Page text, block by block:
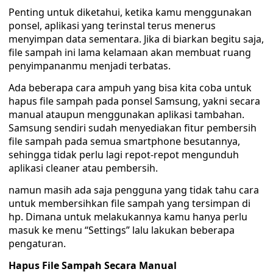
Penting untuk diketahui, ketika kamu menggunakan
ponsel, aplikasi yang terinstal terus menerus
menyimpan data sementara. Jika di biarkan begitu saja,
file sampah ini lama kelamaan akan membuat ruang
penyimpananmu menjadi terbatas.
Ada beberapa cara ampuh yang bisa kita coba untuk
hapus file sampah pada ponsel Samsung, yakni secara
manual ataupun menggunakan aplikasi tambahan.
Samsung sendiri sudah menyediakan fitur pembersih
file sampah pada semua smartphone besutannya,
sehingga tidak perlu lagi repot-repot mengunduh
aplikasi cleaner atau pembersih.
namun masih ada saja pengguna yang tidak tahu cara
untuk membersihkan file sampah yang tersimpan di
hp. Dimana untuk melakukannya kamu hanya perlu
masuk ke menu “Settings” lalu lakukan beberapa
pengaturan.
Hapus File Sampah Secara Manual